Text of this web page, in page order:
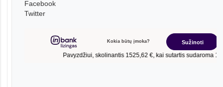
Facebook
Twitter